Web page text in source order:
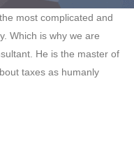
most complicated and
Which is why we are
He is the master of
taxes as humanly